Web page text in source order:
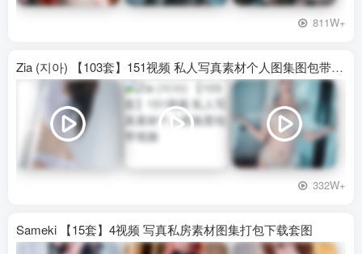
811W+
Zia (지아) 【103套】151视频 私人写真素材个人图集图包带视频
332W+
Sameki 【15套】4视频 写真私房素材图集打包下载套图